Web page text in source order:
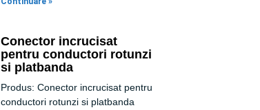
Conector incrucisat
pentru conductori rotunzi
si platbanda
Produs: Conector incrucisat pentru
conductori rotunzi si platbanda